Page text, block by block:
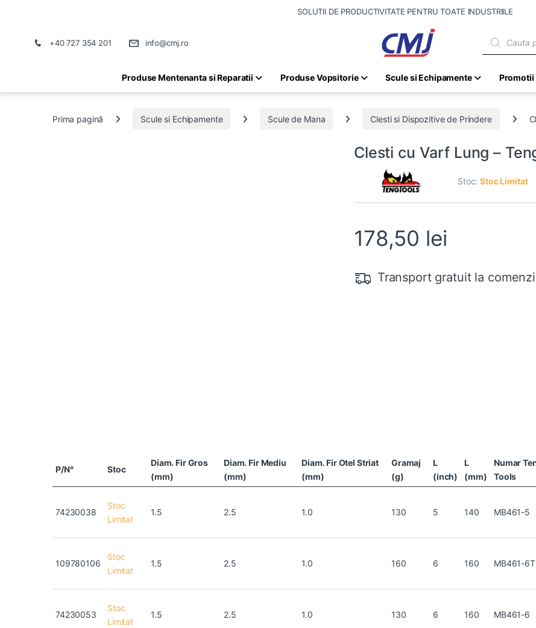
SOLUTII DE PRODUCTIVITATE PENTRU TOATE INDUSTRIILE
+40 727 354 201 info@cmj.ro
Produse Mentenanta si Reparatii Produse Vopsitorie Scule si Echipamente Promotii
Prima pagină Scule si Echipamente Scule de Mana Clesti si Dispozitive de Prindere
Clesti cu Varf Lung –
Stoc:Stoc Limitat
178,50 lei
Transport gratuit la
P/N° Stoc
Diam. Fir Gros
(mm)
Diam. Fir Mediu
(mm)
Diam. Fir Otel Striat
(mm)
Gramaj
(g)
L
(inch)
L
(mm)
Numar
Tools
74230038
Stoc
Limitat
1.5 2.5 1.0 130 5 140 MB461-5
109780106
Stoc
Limitat
1.5 2.5 1.0 160 6 160 MB461-6T
74230053
Stoc
Limitat
1.5 2.5 1.0 130 6 160 MB461-6